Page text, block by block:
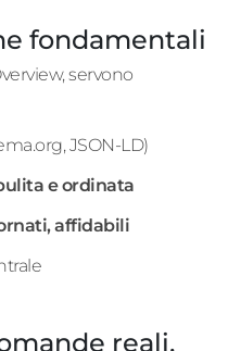
fondamentali
servono
JSON-LD)
e ordinata
affidabili
reali,